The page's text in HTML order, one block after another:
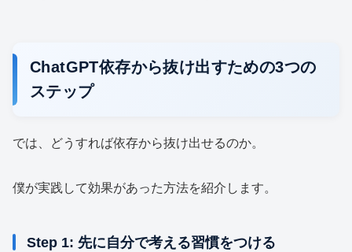
ChatGPT依存から抜け出すための3つの
ステップ
では、どうすれば依存から抜け出せるのか。
僕が実践して効果があった方法を紹介します。
Step 1: 先に自分で考える習慣をつける